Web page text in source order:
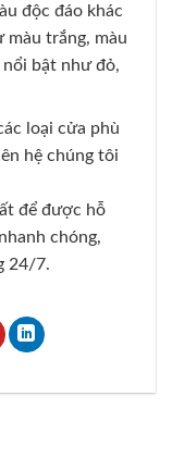
độc đáo khác
màu trắng, màu
nổi bật như đỏ,
loại cửa phù
hệ chúng tôi
để được hỗ
chóng,
24/7.